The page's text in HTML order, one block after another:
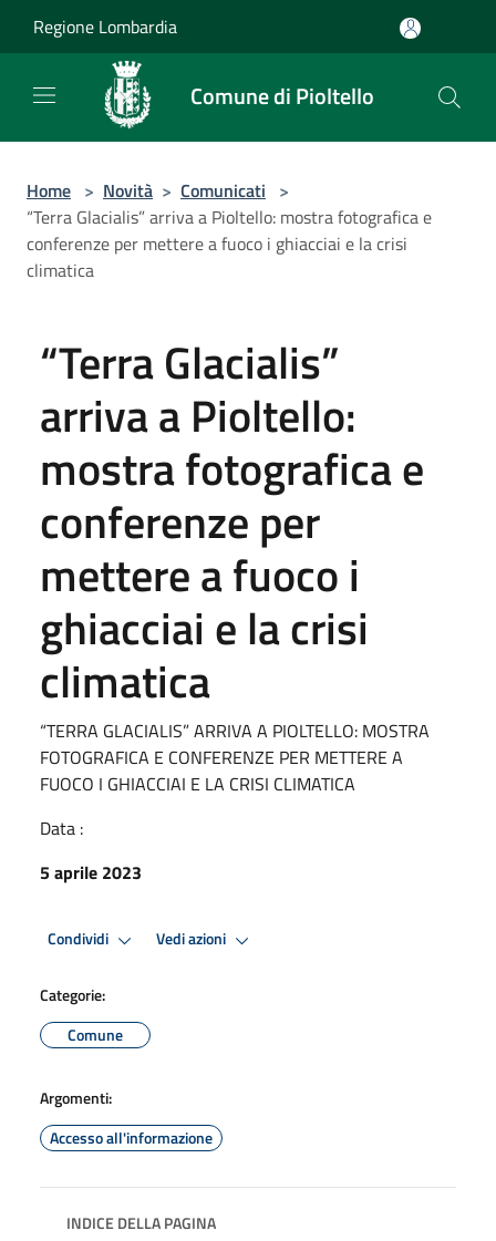
Regione Lombardia
Comune di Pioltello
Home > Novità > Comunicati >
“Terra Glacialis” arriva a Pioltello: mostra fotografica e
conferenze per mettere a fuoco i ghiacciai e la crisi
climatica
“Terra Glacialis”
arriva a Pioltello:
mostra fotografica e
conferenze per
mettere a fuoco i
ghiacciai e la crisi
climatica
“TERRA GLACIALIS” ARRIVA A PIOLTELLO: MOSTRA
FOTOGRAFICA E CONFERENZE PER METTERE A
FUOCO I GHIACCIAI E LA CRISI CLIMATICA
Data :
5 aprile 2023
Condividi Vedi azioni
Categorie:
Comune
Argomenti:
Accesso all'informazione
INDICE DELLA PAGINA